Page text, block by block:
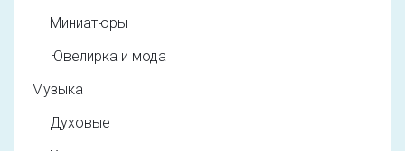
Миниатюры
Ювелирка и мода
Музыка
Духовые